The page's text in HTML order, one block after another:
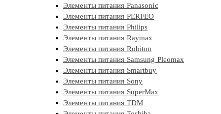
Элементы питания Panasonic
Элементы питания PERFEO
Элементы питания Philips
Элементы питания Raymax
Элементы питания Robiton
Элементы питания Samsung Pleomax
Элементы питания Smartbuy
Элементы питания Sony
Элементы питания SuperMax
Элементы питания TDM